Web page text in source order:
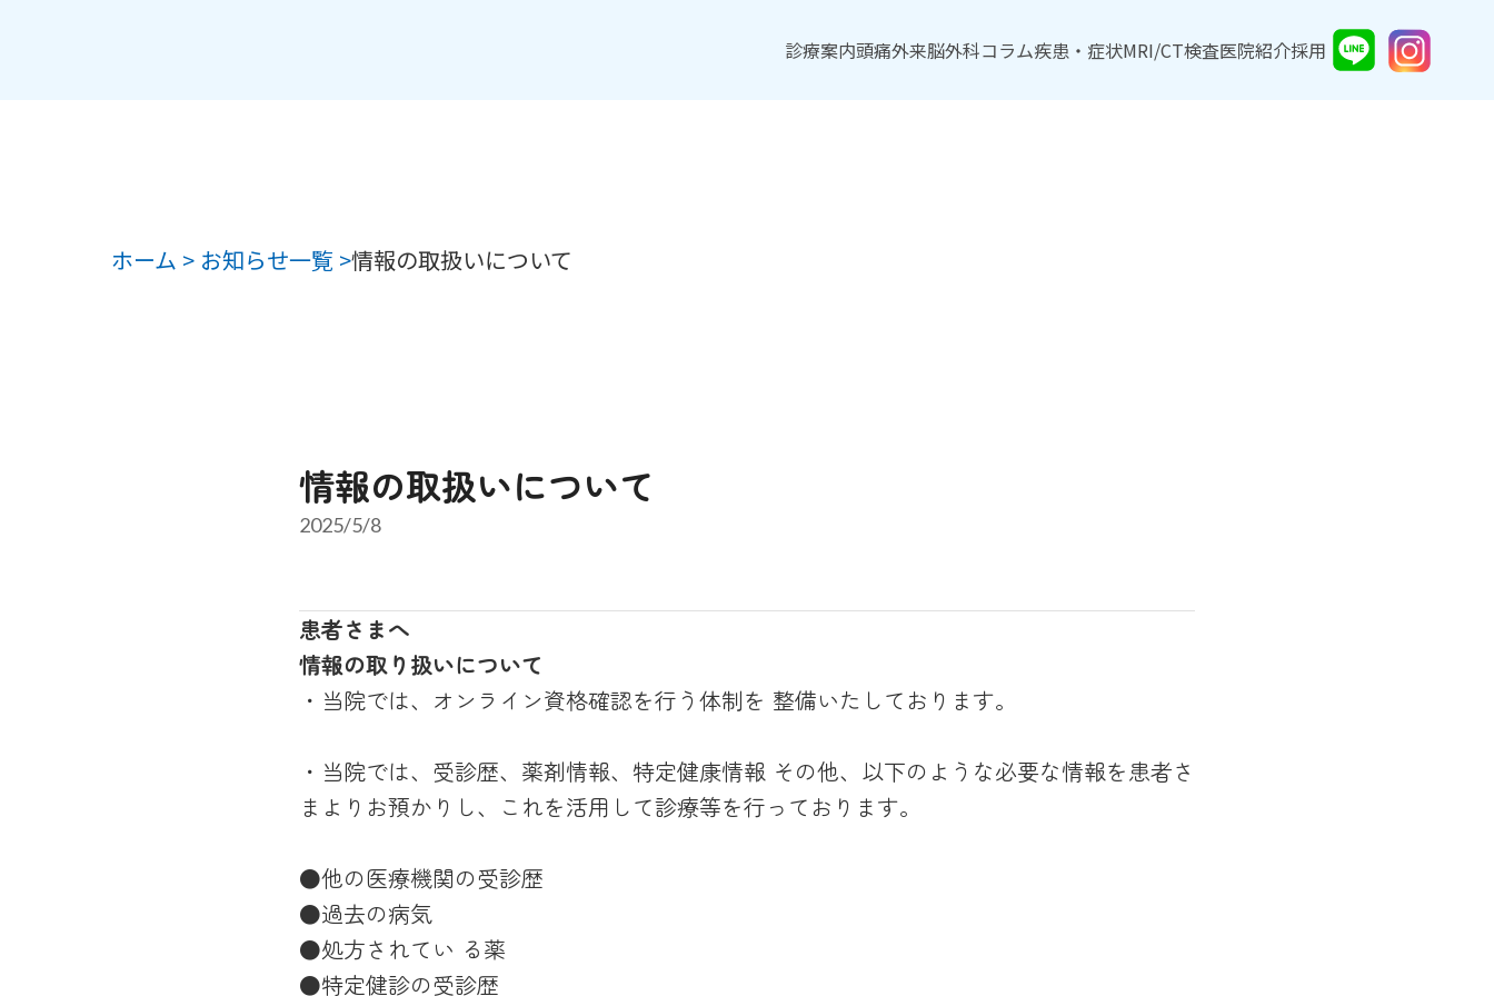
診療案内頭痛外来脳外科コラム疾患・症状MRI/CT検査医院紹介採用
ホーム > お知らせ一覧 >情報の取扱いについて
2025/5/8
情報の取扱いについて
患者さまへ
情報の取り扱いについて
・当院では、オンライン資格確認を行う体制を 整備いたしております。
・当院では、受診歴、薬剤情報、特定健康情報 その他、以下のような必要な情報を患者さ
まよりお預かりし、これを活用して診療等を行っております。
●他の医療機関の受診歴
●過去の病気
●処方されてい る薬
●特定健診の受診歴
診療案内頭痛外来脳外科コラム疾患・症状MRI/CT検査医院紹介採用